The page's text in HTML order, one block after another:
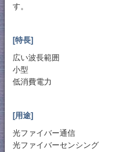
す。
[特長]
広い波長範囲
小型
低消費電力
[用途]
光ファイバー通信
光ファイバーセンシング